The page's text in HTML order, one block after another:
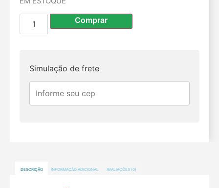
Comprar
Simulação de frete
DESCRIÇÃO INFORMAÇÃO ADICIONAL AVALIAÇÕES (0)